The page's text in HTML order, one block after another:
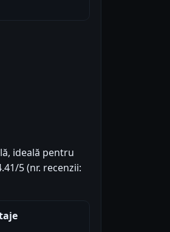
ideală pentru
5 (nr. recenzii: